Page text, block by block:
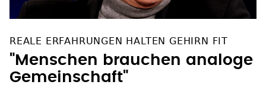
REALE ERFAHRUNGEN HALTEN GEHIRN FIT
"Menschen brauchen analoge
Gemeinschaft"